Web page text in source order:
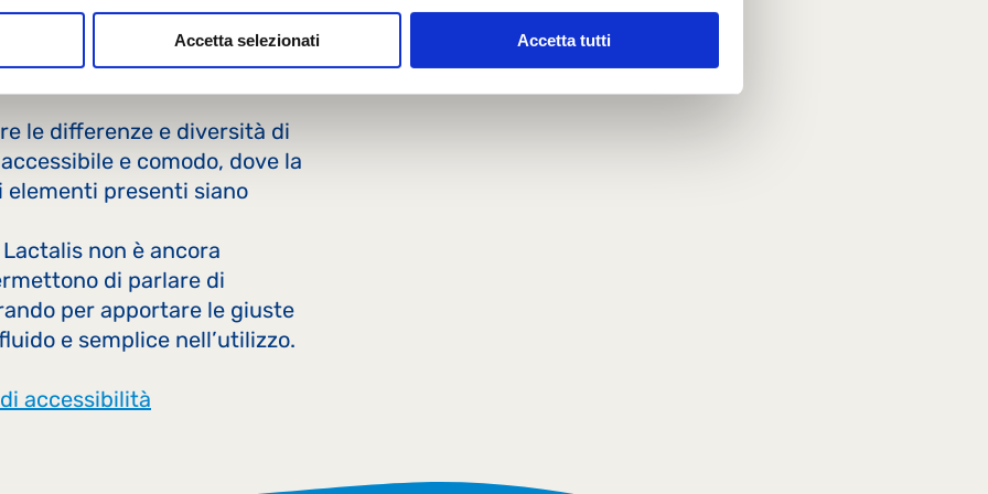
Accetta selezionati Accetta tutti
le differenze e diversità di
e comodo, dove la
elementi presenti siano
non è ancora
di parlare di
per apportare le giuste
e semplice nell’utilizzo.
accessibilità